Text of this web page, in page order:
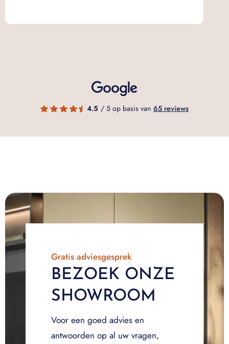
4.5 / 5 op basis van 65 reviews
Gratis adviesgesprek
BEZOEK ONZE
SHOWROOM
Voor een goed advies en
antwoorden op al uw vragen,